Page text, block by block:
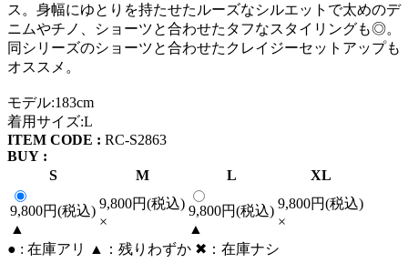
ス。身幅にゆとりを持たせたルーズなシルエットで太めのデ
ニムやチノ、ショーツと合わせたタフなスタイリングも◎。
同シリーズのショーツと合わせたクレイジーセットアップも
オススメ。
モデル:183cm
着用サイズ:L
ITEM CODE : RC-S2863
BUY :
S
M L XL
9,800円(税込)
▲
9,800円(税込)
×
9,800円(税込)
▲
9,800円(税込)
×
● : 在庫アリ ▲：残りわずか ✖︎：在庫ナシ